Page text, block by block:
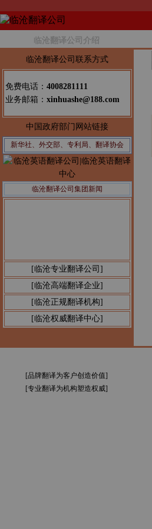
临沧翻译公司介绍
临沧翻译公司联系方式
免费电话： 4008281111
业务邮箱： xinhuashe@188.com
中国政府部门网站链接
新华社、外交部、专利局、翻译协会
临沧翻译公司集团新闻
公告1：[临沧专业翻译公司]
[临沧高端翻译企业]
[临沧正规翻译机构]
[临沧权威翻译中心]
[品牌翻译为客户创造价值]
[专业翻译为机构塑造权威]